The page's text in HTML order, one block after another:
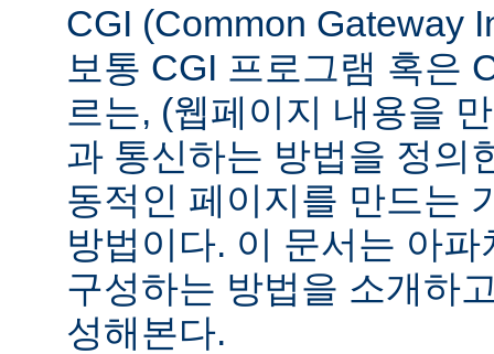
CGI (Common Gateway
보통 CGI 프로그램 혹은
르는, (웹페이지 내용을
과 통신하는 방법을 정의
동적인 페이지를 만드는
방법이다. 이 문서는 아
구성하는 방법을 소개하
성해본다.